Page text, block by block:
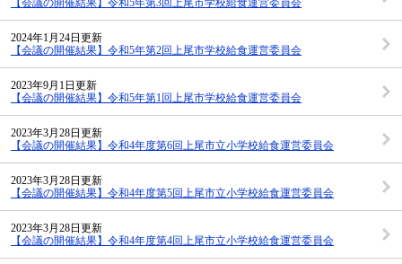
【会議の開催結果】令和5年第3回上尾市学校給食運営委員会
2024年1月24日更新
【会議の開催結果】令和5年第2回上尾市学校給食運営委員会
2023年9月1日更新
【会議の開催結果】令和5年第1回上尾市学校給食運営委員会
2023年3月28日更新
【会議の開催結果】令和4年度第6回上尾市立小学校給食運営委員会
2023年3月28日更新
【会議の開催結果】令和4年度第5回上尾市立小学校給食運営委員会
2023年3月28日更新
【会議の開催結果】令和4年度第4回上尾市立小学校給食運営委員会